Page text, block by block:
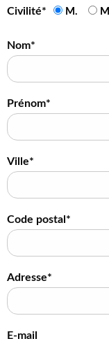
Civilité* M.
Nom*
Prénom*
Ville*
Code postal*
Adresse*
E-mail